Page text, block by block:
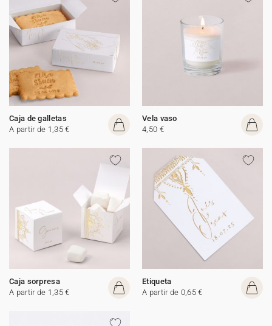
Caja de galletas
A partir de 1,35 €
Vela vaso
4,50 €
Caja sorpresa
A partir de 1,35 €
Etiqueta
A partir de 0,65 €